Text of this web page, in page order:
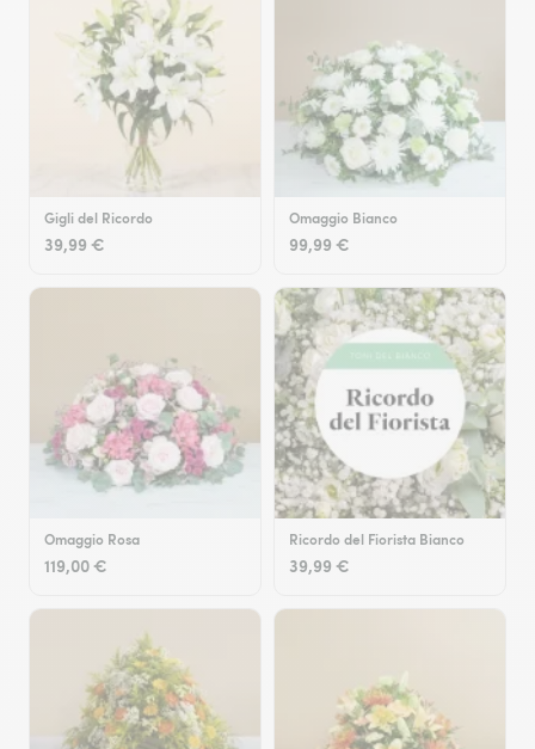
Gigli del Ricordo
39,99 €
Omaggio Bianco
99,99 €
Omaggio Rosa
119,00 €
Ricordo del Fiorista Bianco
39,99 €